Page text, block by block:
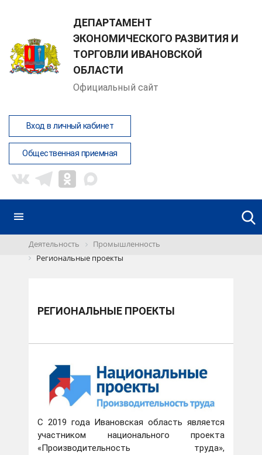
ДЕПАРТАМЕНТ
ЭКОНОМИЧЕСКОГО РАЗВИТИЯ И
ТОРГОВЛИ ИВАНОВСКОЙ
ОБЛАСТИ
Официальный сайт
Вход в личный кабинет
Общественная приемная
Деятельность
Промышленность
Региональные проекты
РЕГИОНАЛЬНЫЕ ПРОЕКТЫ
С 2019 года Ивановская область является
участником национального проекта
«Производительность труда»,